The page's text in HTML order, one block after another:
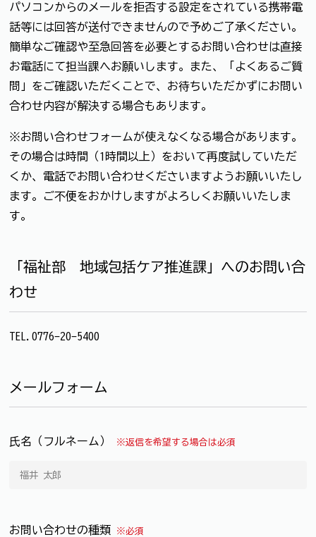
パソコンからのメールを拒否する設定をされている携帯電
話等には回答が送付できませんので予めご了承ください。
簡単なご確認や至急回答を必要とするお問い合わせは直接
お電話にて担当課へお願いします。また、「よくあるご質
問」をご確認いただくことで、お待ちいただかずにお問い
合わせ内容が解決する場合もあります。
※お問い合わせフォームが使えなくなる場合があります。
その場合は時間（1時間以上）をおいて再度試していただ
くか、電話でお問い合わせくださいますようお願いいたし
ます。ご不便をおかけしますがよろしくお願いいたしま
す。
「福祉部 地域包括ケア推進課」へのお問い合
わせ
TEL.0776-20-5400
メールフォーム
氏名（フルネーム） ※返信を希望する場合は必須
お問い合わせの種類 ※必須